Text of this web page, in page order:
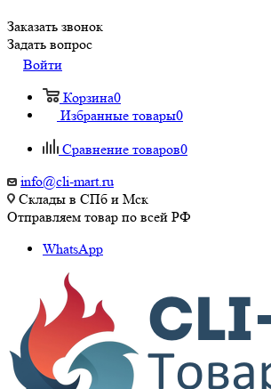
Заказать звонок
Задать вопрос
Войти
Корзина0
Избранные товары0
Сравнение товаров0
info@cli-mart.ru
Склады в СПб и Мск
Отправляем товар по всей РФ
WhatsApp